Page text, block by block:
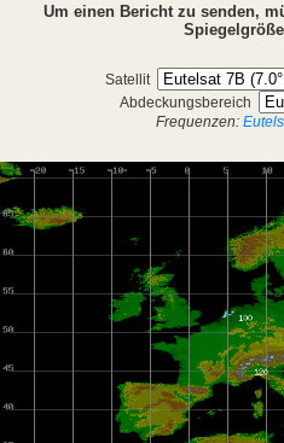
Um einen Bericht zu senden,
Satellit
Abdeckungsbereich
Frequenzen: